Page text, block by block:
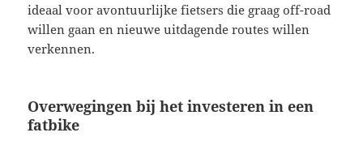
ideaal voor avontuurlijke fietsers die graag off-road
willen gaan en nieuwe uitdagende routes willen
verkennen.
Overwegingen bij het investeren in een
fatbike